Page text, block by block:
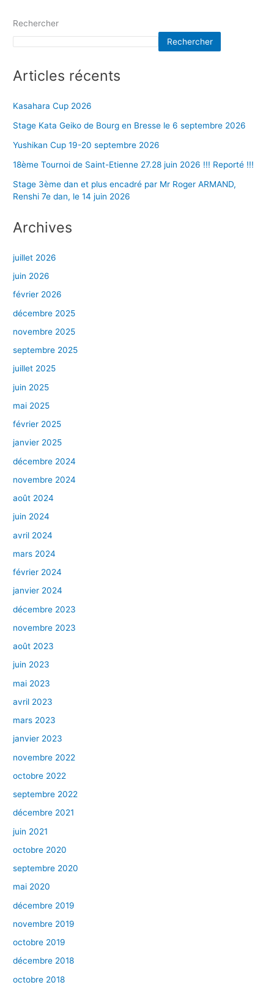
Rechercher
Rechercher
Articles récents
Kasahara Cup 2026
Stage Kata Geiko de Bourg en Bresse le 6 septembre 2026
Yushikan Cup 19-20 septembre 2026
18ème Tournoi de Saint-Etienne 27.28 juin 2026 !!! Reporté !!!
Stage 3ème dan et plus encadré par Mr Roger ARMAND,
Renshi 7e dan, le 14 juin 2026
Archives
juillet 2026
juin 2026
février 2026
décembre 2025
novembre 2025
septembre 2025
juillet 2025
juin 2025
mai 2025
février 2025
janvier 2025
décembre 2024
novembre 2024
août 2024
juin 2024
avril 2024
mars 2024
février 2024
janvier 2024
décembre 2023
novembre 2023
août 2023
juin 2023
mai 2023
avril 2023
mars 2023
janvier 2023
novembre 2022
octobre 2022
septembre 2022
décembre 2021
juin 2021
octobre 2020
septembre 2020
mai 2020
décembre 2019
novembre 2019
octobre 2019
décembre 2018
octobre 2018